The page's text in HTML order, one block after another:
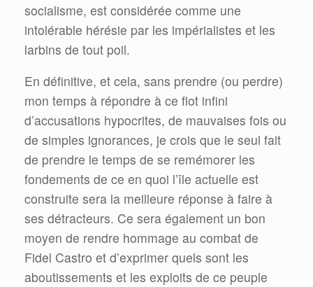
socialisme, est considérée comme une
intolérable hérésie par les impérialistes et les
larbins de tout poil.
En définitive, et cela, sans prendre (ou perdre)
mon temps à répondre à ce flot infini
d’accusations hypocrites, de mauvaises fois ou
de simples ignorances, je crois que le seul fait
de prendre le temps de se remémorer les
fondements de ce en quoi l’île actuelle est
construite sera la meilleure réponse à faire à
ses détracteurs. Ce sera également un bon
moyen de rendre hommage au combat de
Fidel Castro et d’exprimer quels sont les
aboutissements et les exploits de ce peuple